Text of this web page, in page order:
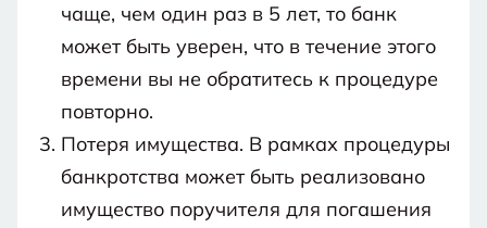
чаще, чем один раз в 5 лет, то банк
может быть уверен, что в течение этого
времени вы не обратитесь к процедуре
повторно.
Потеря имущества. В рамках процедуры
банкротства может быть реализовано
имущество поручителя для погашения